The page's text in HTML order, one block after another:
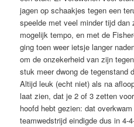
jagen op schaakjes tegen een
speelde met veel minder tijd
mogelijk tempo, en met de
ging toen weer ietsje langer
om de onzekerheid van zijn
stuk meer dwong de tegenstand
Altijd leuk (echt niet) als na
laat zien, dat je 2 of 3 zetten
hoofd hebt gezien: dat
teamwedstrijd eindigde dus in 4-